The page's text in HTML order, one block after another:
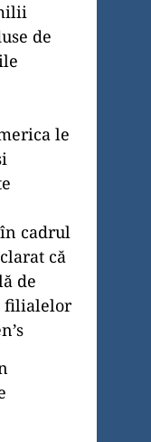
de
le
cadrul
că
de
filialelor